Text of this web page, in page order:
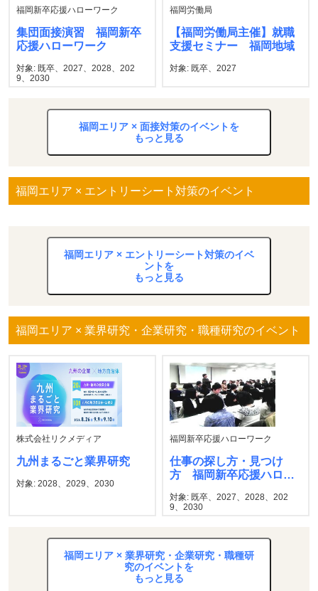
福岡新卒応援ハローワーク
集団面接演習 福岡新卒
応援ハローワーク
対象: 既卒、2027、2028、202
9、2030
福岡労働局
【福岡労働局主催】就職
支援セミナー 福岡地域
対象: 既卒、2027
福岡エリア × 面接対策のイベントを
もっと見る
福岡エリア × エントリーシート対策のイベント
福岡エリア × エントリーシート対策のイベ
ントを
もっと見る
福岡エリア × 業界研究・企業研究・職種研究のイベント
株式会社リクメディア
九州まるごと業界研究
対象: 2028、2029、2030
福岡新卒応援ハローワーク
仕事の探し方・見つけ
方 福岡新卒応援ハロー
対象: 既卒、2027、2028、202
9、2030
福岡エリア × 業界研究・企業研究・職種研
究のイベントを
もっと見る